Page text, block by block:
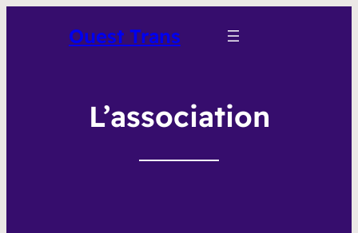
Ouest Trans
L’association